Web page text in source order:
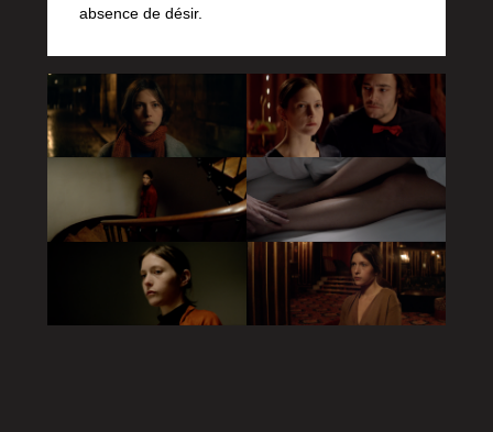
absence de désir.